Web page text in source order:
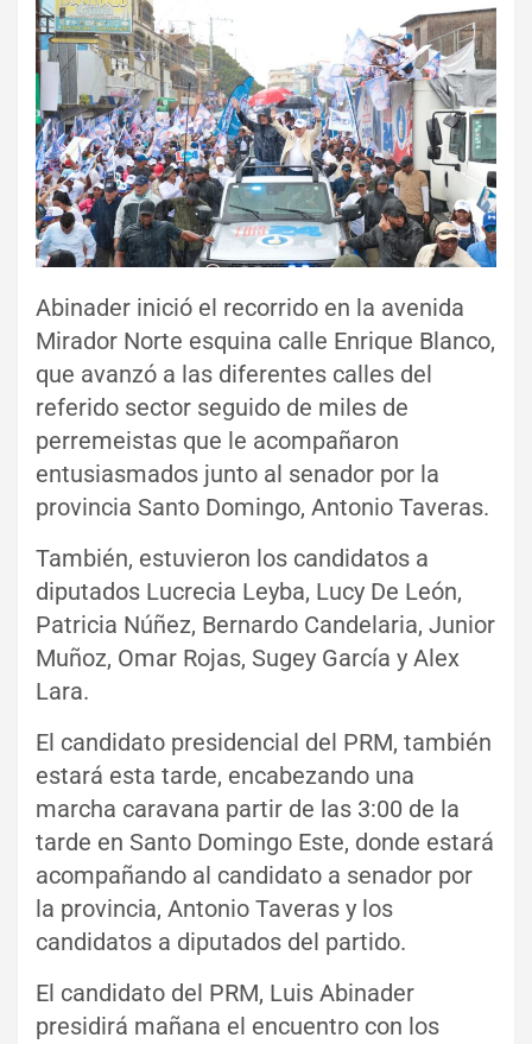
Abinader inició el recorrido en la avenida
Mirador Norte esquina calle Enrique Blanco,
que avanzó a las diferentes calles del
referido sector seguido de miles de
perremeistas que le acompañaron
entusiasmados junto al senador por la
provincia Santo Domingo, Antonio Taveras.
También, estuvieron los candidatos a
diputados Lucrecia Leyba, Lucy De León,
Patricia Núñez, Bernardo Candelaria, Junior
Muñoz, Omar Rojas, Sugey García y Alex
Lara.
El candidato presidencial del PRM, también
estará esta tarde, encabezando una
marcha caravana partir de las 3:00 de la
tarde en Santo Domingo Este, donde estará
acompañando al candidato a senador por
la provincia, Antonio Taveras y los
candidatos a diputados del partido.
El candidato del PRM, Luis Abinader
presidirá mañana el encuentro con los